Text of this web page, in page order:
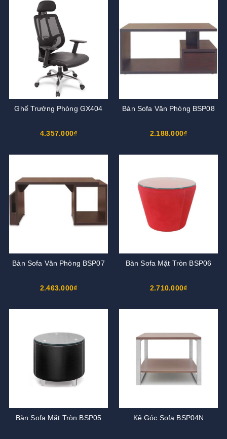
Ghế Trưởng Phòng GX404
4.357.000₫
Bàn Sofa Văn Phòng BSP08
2.188.000₫
Bàn Sofa Văn Phòng BSP07
2.463.000₫
Bàn Sofa Mặt Tròn BSP06
2.710.000₫
Bàn Sofa Mặt Tròn BSP05 Kệ Góc Sofa BSP04N